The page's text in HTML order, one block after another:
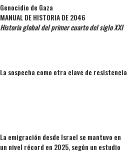
Genocidio de Gaza
MANUAL DE HISTORIA DE 2046
Historia global del primer cuarto del siglo XXI
La sospecha como otra clave de resistencia
La emigración desde Israel se mantuvo en
un nivel récord en 2025, según un estudio